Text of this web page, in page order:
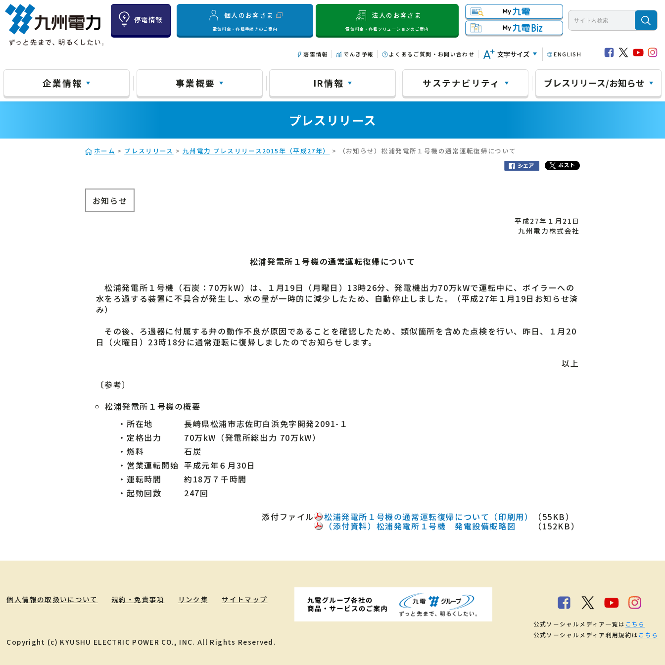
停電情報
個人のお客さま
電気料金・各種手続きのご案内
法人のお客さま
電気料金・各種ソリューションのご案内
落雷情報 でんき予報 よくあるご質問・お問い合わせ 文字サイズ ENGLISH
企業情報 事業概要 IR情報 サステナビリティ プレスリリース/お知らせ
プレスリリース
ホーム > プレスリリース > 九州電力 プレスリリース2015年（平成27年） > （お知らせ）松浦発電所１号機の通常運転復帰について
お知らせ
平成27年１月21日
九州電力株式会社
松浦発電所１号機の通常運転復帰について
松浦発電所１号機（石炭：70万kW）は、１月19日（月曜日）13時26分、発電機出力70万kWで運転中に、ボイラーへの
水をろ過する装置に不具合が発生し、水の量が一時的に減少したため、自動停止しました。（平成27年１月19日お知らせ済
み）
その後、ろ過器に付属する弁の動作不良が原因であることを確認したため、類似箇所を含めた点検を行い、昨日、１月20
日（火曜日）23時18分に通常運転に復帰しましたのでお知らせします。
以上
〔参考〕
松浦発電所１号機の概要
・ 所在地
長崎県松浦市志佐町白浜免字開発2091-１
・ 定格出力
70万kW（発電所総出力 70万kW）
・ 燃料
石炭
・ 営業運転開始 平成元年６月30日
・ 運転時間
約18万７千時間
・ 起動回数
247回
添付ファイル
松浦発電所１号機の通常運転復帰について（印刷用） （55KB）
（添付資料）松浦発電所１号機 発電設備概略図 （152KB）
個人情報の取扱いについて 規約・免責事項 リンク集 サイトマップ
Copyright (c) KYUSHU ELECTRIC POWER CO., INC. All Rights Reserved.
公式ソーシャルメディア一覧は こちら
公式ソーシャルメディア利用規約は こちら